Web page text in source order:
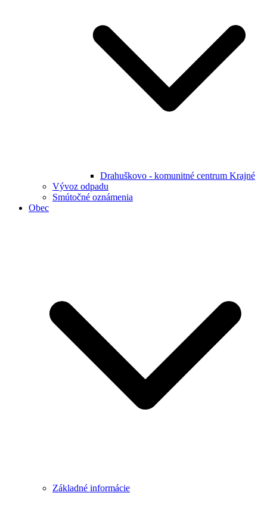
Drahuškovo - komunitné centrum Krajné
Vývoz odpadu
Smútočné oznámenia
Obec
Základné informácie